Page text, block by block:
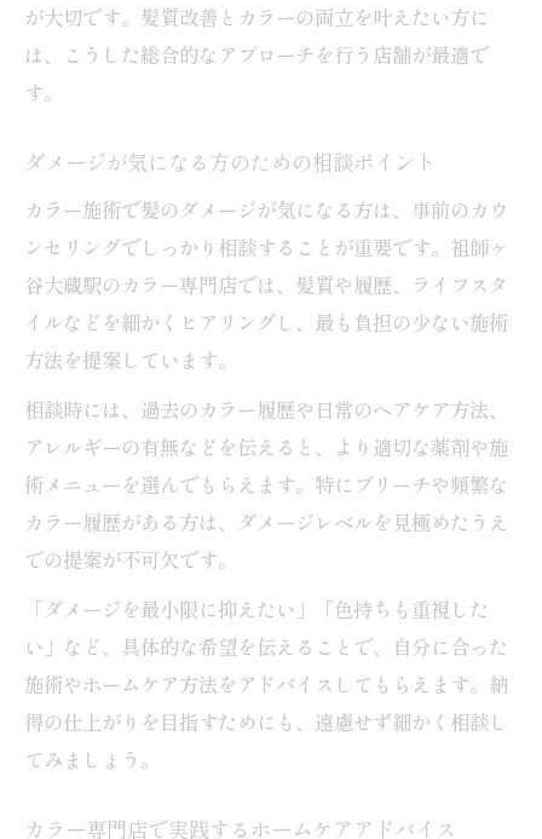
が大切です。髪質改善とカラーの両立を叶えたい方に
は、こうした総合的なアプローチを行う店舗が最適で
す。
ダメージが気になる方のための相談ポイント
カラー施術で髪のダメージが気になる方は、事前のカウ
ンセリングでしっかり相談することが重要です。祖師ヶ
谷大蔵駅のカラー専門店では、髪質や履歴、ライフスタ
イルなどを細かくヒアリングし、最も負担の少ない施術
方法を提案しています。
相談時には、過去のカラー履歴や日常のヘアケア方法、
アレルギーの有無などを伝えると、より適切な薬剤や施
術メニューを選んでもらえます。特にブリーチや頻繁な
カラー履歴がある方は、ダメージレベルを見極めたうえ
での提案が不可欠です。
「ダメージを最小限に抑えたい」「色持ちも重視した
い」など、具体的な希望を伝えることで、自分に合った
施術やホームケア方法をアドバイスしてもらえます。納
得の仕上がりを目指すためにも、遠慮せず細かく相談し
てみましょう。
カラー専門店で実践するホームケアアドバイス